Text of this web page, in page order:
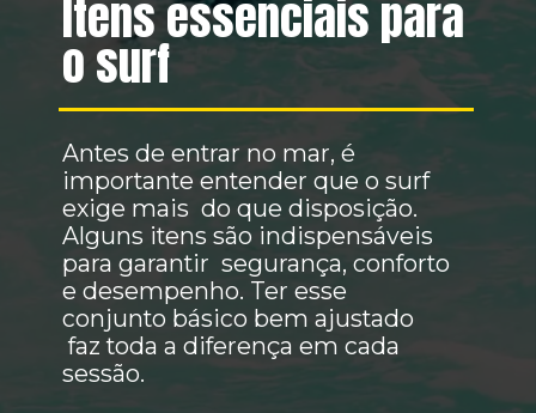
Antes de entrar no mar, é
importante entender que o surf
exige mais do que disposição.
Alguns itens são indispensáveis
para garantir segurança, conforto
e desempenho. Ter esse
conjunto básico bem ajustado
faz toda a diferença em cada
sessão.
Itens essenciais para
o surf